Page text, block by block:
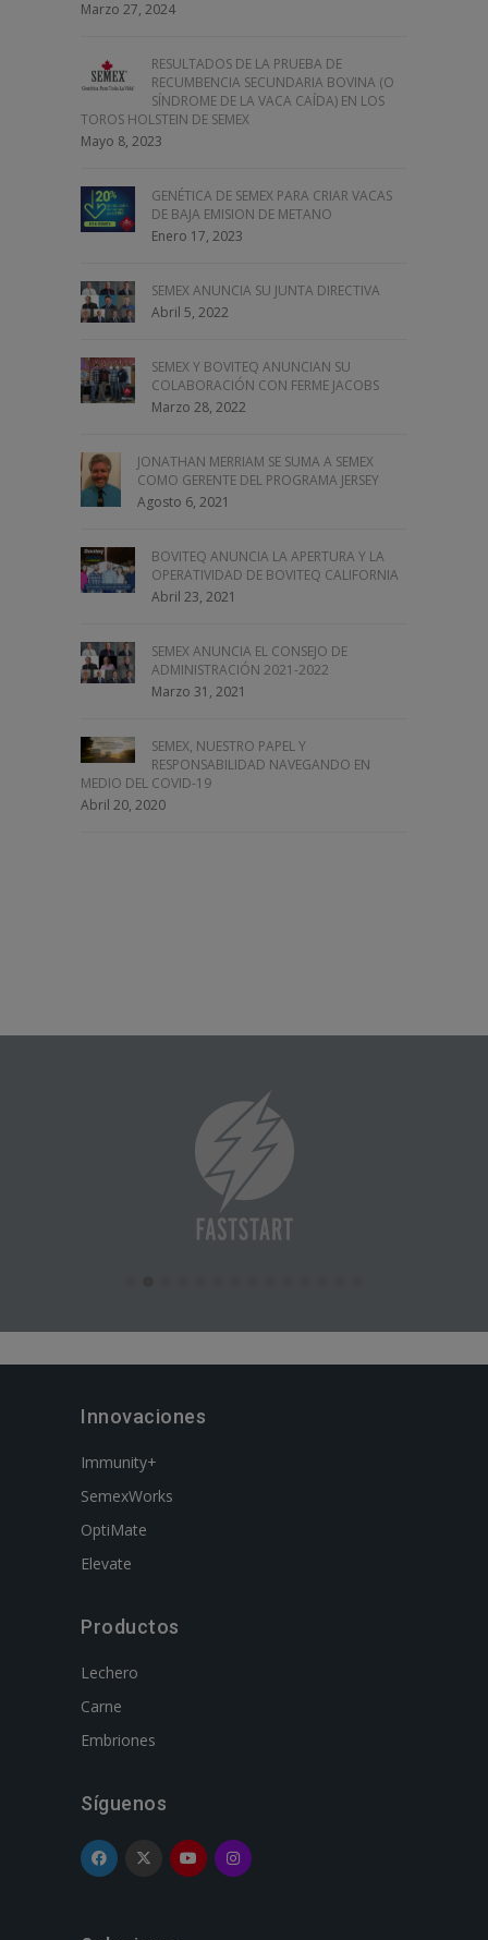
Marzo 27, 2024
RESULTADOS DE LA PRUEBA DE
RECUMBENCIA SECUNDARIA BOVINA (O
SÍNDROME DE LA VACA CAÍDA) EN LOS
TOROS HOLSTEIN DE SEMEX
Mayo 8, 2023
GENÉTICA DE SEMEX PARA CRIAR VACAS
DE BAJA EMISION DE METANO
Enero 17, 2023
SEMEX ANUNCIA SU JUNTA DIRECTIVA
Abril 5, 2022
SEMEX Y BOVITEQ ANUNCIAN SU
COLABORACIÓN CON FERME JACOBS
Marzo 28, 2022
JONATHAN MERRIAM SE SUMA A SEMEX
COMO GERENTE DEL PROGRAMA JERSEY
Agosto 6, 2021
BOVITEQ ANUNCIA LA APERTURA Y LA
OPERATIVIDAD DE BOVITEQ CALIFORNIA
Abril 23, 2021
SEMEX ANUNCIA EL CONSEJO DE
ADMINISTRACIÓN 2021-2022
Marzo 31, 2021
SEMEX, NUESTRO PAPEL Y
RESPONSABILIDAD NAVEGANDO EN
MEDIO DEL COVID-19
Abril 20, 2020
Innovaciones
Immunity+
SemexWorks
OptiMate
Elevate
Productos
Lechero
Carne
Embriones
Síguenos